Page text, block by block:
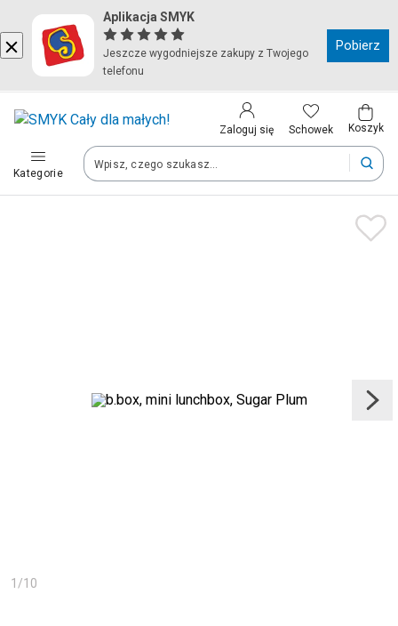
Aplikacja SMYK
Jeszcze wygodniejsze zakupy z Twojego
telefonu
Pobierz
Zaloguj się Schowek Koszyk
Kategorie
Kraj i język
Polska (Poland)
Twoje zamówienia dostarczymy na teren wybranego kraju.
Zapisz
1 /10